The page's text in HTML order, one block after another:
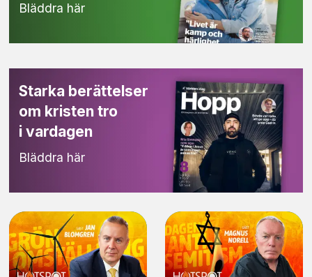
Bläddra här
Starka berättelser
om kristen tro
i vardagen
Bläddra här